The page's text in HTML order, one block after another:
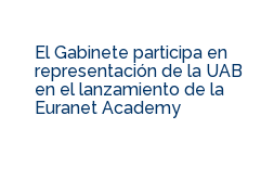
El Gabinete participa en
representación de la UAB
en el lanzamiento de la
Euranet Academy